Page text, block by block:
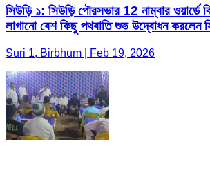
সিউড়ি ১: সিউড়ি পৌরসভার 12 নাম্বার ওয়ার্ডে
লাগানো বেশ কিছু পথবাতি শুভ উদ্বোধন করলেন
Suri 1, Birbhum | Feb 19, 2026